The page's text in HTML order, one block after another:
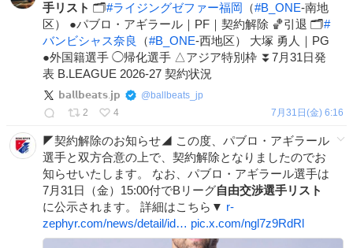
手リスト 🗂️#ライジングゼファー福岡 （#B_ONE-南地
区） ●パブロ・アギラール｜PF｜契約解除 🏀引退 🗂️#
バンビシャス奈良
（#B_ONE-西地区） 大塚 勇人｜PG
●外国籍選手 ◯帰化選手 △アジア特別枠 ⏬7月31日発
表 B.LEAGUE 2026-27 契約状況
𝗯𝗮𝗹𝗹𝗯𝗲𝗮𝘁𝘀.𝗷𝗽 @ballbeats_jp
2
4 7月31日(金) 6:16
◤契約解除のお知らせ◢ この度、パブロ・アギラール
選手と双方合意の上で、契約解除となりましたのでお
知らせいたします。 なお、パブロ・アギラール選手は
7月31日（金）15:00付でBリーグ自由交渉選手リスト
に公示されます。 詳細はこちら▼ r-
zephyr.com/news/detail/id… pic.x.com/ngl7z9RdRl